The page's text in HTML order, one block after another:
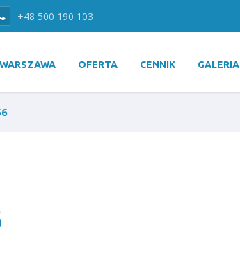
+48 500 190 103
OFERTA CENNIK GALERIA